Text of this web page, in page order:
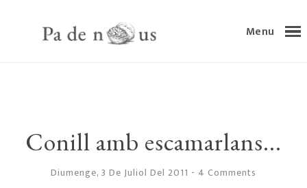
Menu
Conill amb escamarlans...
Diumenge, 3 De Juliol Del 2011 - 4 Comments